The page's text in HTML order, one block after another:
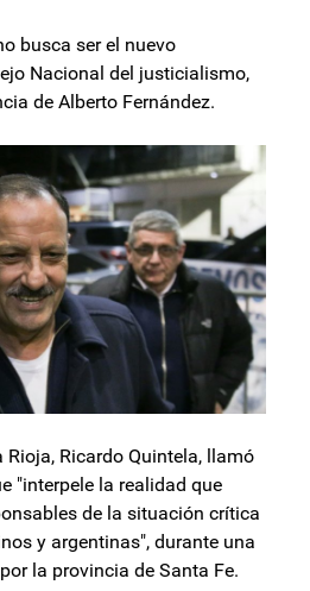
busca ser el nuevo
Nacional del justicialismo,
de Alberto Fernández.
Rioja, Ricardo Quintela, llamó
"interpele la realidad que
de la situación crítica
y argentinas", durante una
la provincia de Santa Fe.